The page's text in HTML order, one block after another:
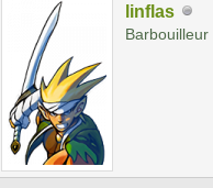
linflas
Barbouilleur